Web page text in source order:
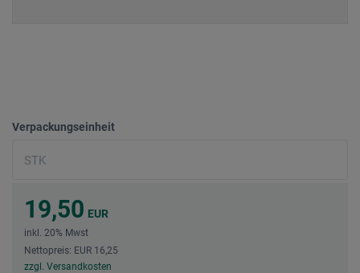
Verpackungseinheit
19,50 EUR
inkl. 20% Mwst
Nettopreis: EUR 16,25
zzgl. Versandkosten